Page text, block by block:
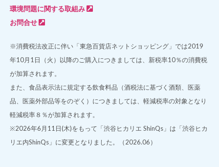
環境問題に関する取組み
お問合せ
※消費税法改正に伴い「東急百貨店ネットショッピング」では2019
年10月1日（火）以降のご購入につきましては、新税率10％の消費税
が加算されます。
また、食品表示法に規定する飲食料品（酒税法に基づく酒類、医薬
品、医薬外部品等をのぞく）につきましては、軽減税率の対象となり
軽減税率８％が加算されます。
※2026年6月11日(木)をもって「渋谷ヒカリエ ShinQs」は「渋谷ヒカ
リエ内ShinQs」に変更となりました。（2026.06）